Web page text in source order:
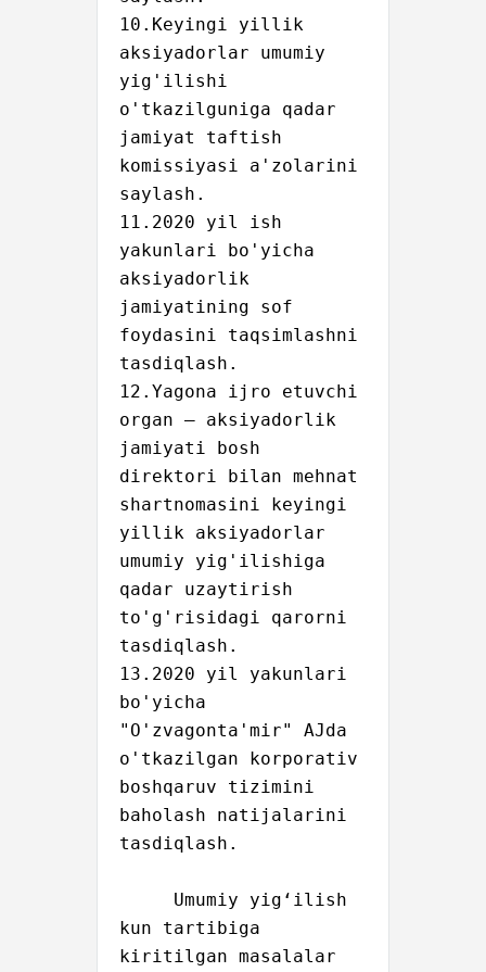
10.Keyingi yillik
aksiyadorlar umumiy
yig'ilishi
o'tkazilguniga qadar
jamiyat taftish
komissiyasi a'zolarini
saylash.
11.2020 yil ish
yakunlari bo'yicha
aksiyadorlik
jamiyatining sof
foydasini taqsimlashni
tasdiqlash.
12.Yagona ijro etuvchi
organ – aksiyadorlik
jamiyati bosh
direktori bilan mehnat
shartnomasini keyingi
yillik aksiyadorlar
umumiy yig'ilishiga
qadar uzaytirish
to'g'risidagi qarorni
tasdiqlash.
13.2020 yil yakunlari
bo'yicha
"O'zvagonta'mir" AJda
o'tkazilgan korporativ
boshqaruv tizimini
baholash natijalarini
tasdiqlash.
kun tartibiga
kiritilgan masalalar